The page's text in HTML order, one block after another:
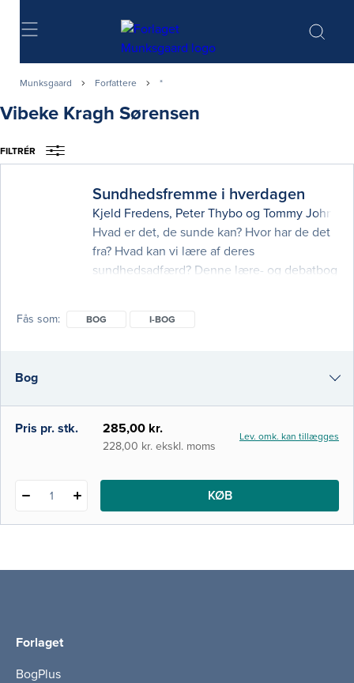
Søg
Munksgaard Forfattere *
Vibeke Kragh Sørensen
FILTRÉR
Sundhedsfremme i hverdagen
Kjeld Fredens, Peter Thybo og Tommy Johnsen
Hvad er det, de sunde kan? Hvor har de det
fra? Hvad kan vi lære af deres
sundhedsadfærd? Denne lære- og debatbog
dynamisk sundhedsopfattelse, og
sundhedsfremme på baggrund af professor i
medicinsk sociologi Aaron Antonovskys teor
Fås som BOG I-BOG
Bog
i-bog
Pris pr. stk. 285,00 kr.
228,00 kr. ekskl. moms
Lev. omk. kan tillægges
1 KØB
Forlaget
BogPlus